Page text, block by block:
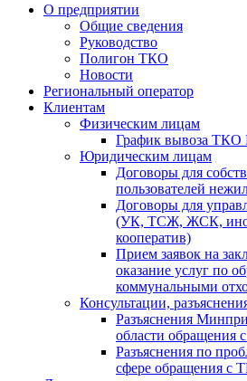
О предприятии
Общие сведения
Руководство
Полигон ТКО
Новости
Региональный оператор
Клиентам
Физическим лицам
График вывоза ТКО
Юридическим лицам
Договоры для
пользователей
Договоры для
(УК, ТСЖ, ЖСК,
кооператив)
Прием заявок на
оказание услуг по
коммунальными
Консультации,
Разъяснения
области обращения
Разъяснения по
сфере обращения с